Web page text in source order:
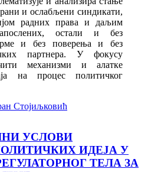
и ослабљени синдикати,
радних права и даљим
остали и без
и без поверења и без
партнера. У фокусу
механизми и алатке
на процес политичког
Стојиљковић
УСЛОВИ
ИДЕЈА У
ТЕЛА ЗА